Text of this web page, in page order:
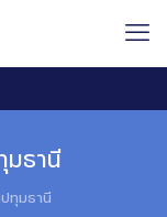
มธานี
ทุมธานี